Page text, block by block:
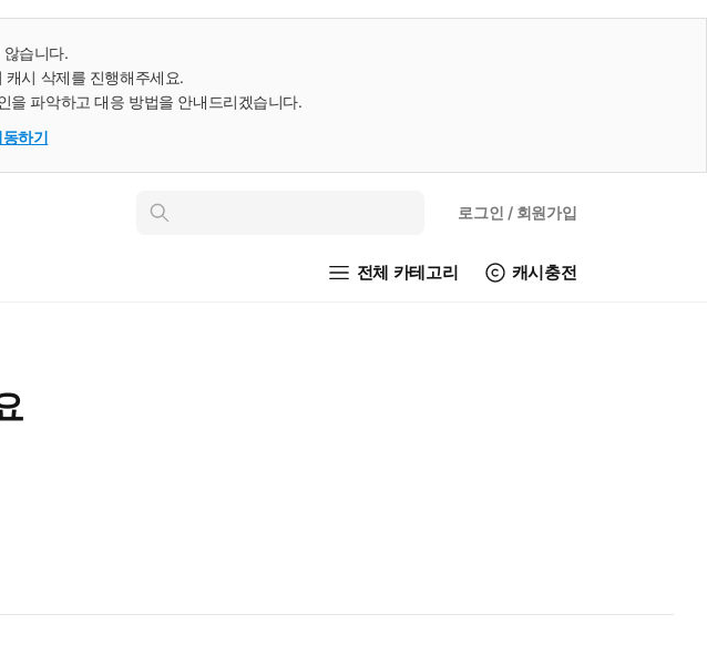
습니다.
시 삭제를 진행해주세요.
을 파악하고 대응 방법을 안내드리겠습니다.
하기
인
로그인 / 회원가입
전체 카테고리 캐시충전